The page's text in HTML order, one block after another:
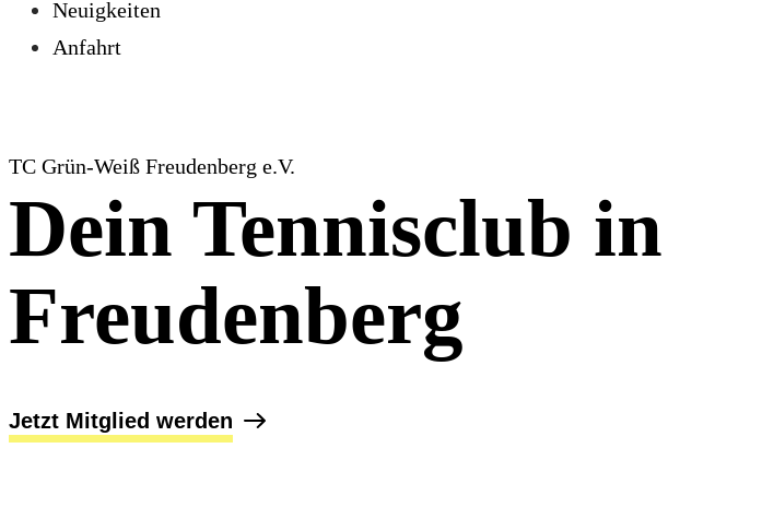
Neuigkeiten
Anfahrt
TC Grün-Weiß Freudenberg e.V.
Dein Tennisclub in
Freudenberg
Jetzt Mitglied werden